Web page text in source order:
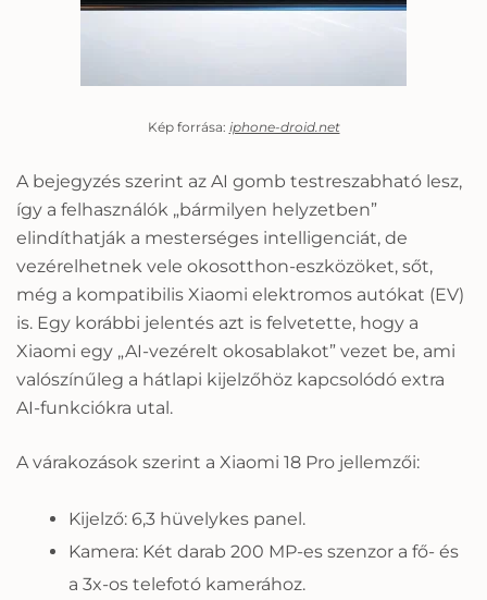
Kép forrása: iphone-droid.net
A bejegyzés szerint az AI gomb testreszabható lesz,
így a felhasználók „bármilyen helyzetben”
elindíthatják a mesterséges intelligenciát, de
vezérelhetnek vele okosotthon-eszközöket, sőt,
még a kompatibilis Xiaomi elektromos autókat (EV)
is. Egy korábbi jelentés azt is felvetette, hogy a
Xiaomi egy „AI-vezérelt okosablakot” vezet be, ami
valószínűleg a hátlapi kijelzőhöz kapcsolódó extra
AI-funkciókra utal.
A várakozások szerint a Xiaomi 18 Pro jellemzői:
Kijelző: 6,3 hüvelykes panel.
Kamera: Két darab 200 MP-es szenzor a fő- és
a 3x-os telefotó kamerához.